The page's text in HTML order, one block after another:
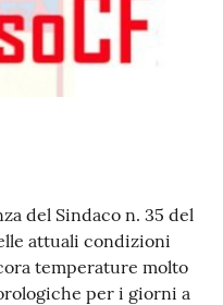
del Sindaco n. 35 del
attuali condizioni
temperature molto
per i giorni a